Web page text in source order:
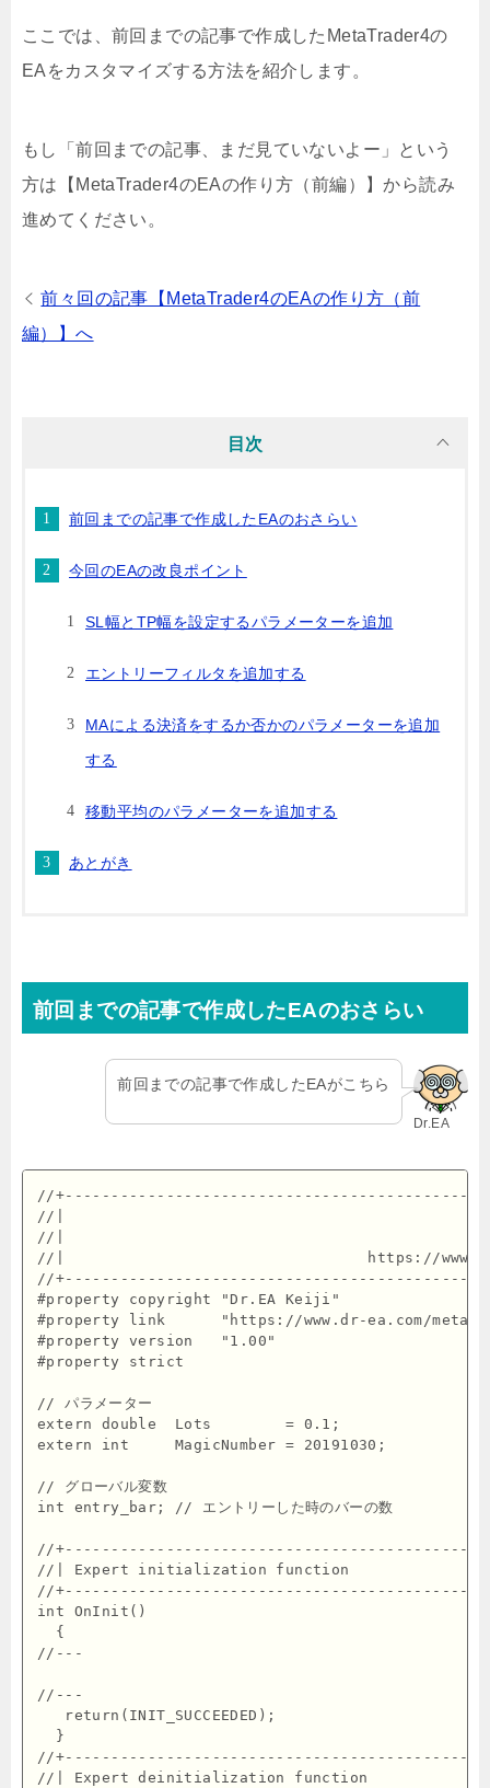
ここでは、前回までの記事で作成したMetaTrader4の
EAをカスタマイズする方法を紹介します。
もし「前回までの記事、まだ見ていないよー」という
方は【MetaTrader4のEAの作り方（前編）】から読み
進めてください。
前々回の記事【MetaTrader4のEAの作り方（前
編）】へ
目次
前回までの記事で作成したEAのおさらい
今回のEAの改良ポイント
SL幅とTP幅を設定するパラメーターを追加
エントリーフィルタを追加する
MAによる決済をするか否かのパラメーターを追加
する
移動平均のパラメーターを追加する
あとがき
前回までの記事で作成したEAのおさらい
Dr.EA
前回までの記事で作成したEAがこちら
//
//|
//|
//|                                 https://www.dr-
//
#property copyright "Dr.EA Keiji"
#property link      "https://www.dr-ea.com/meta-
#property version   "1.00"
#property strict
// パラメーター
extern double  Lots        = 0.1;
extern int     MagicNumber = 20191030;
// グローバル変数
int entry_bar; // エントリーした時のバーの数
//
//| Expert initialization function
//
int OnInit()
  {
//---
//---
   return(INIT_SUCCEEDED);
  }
//
//| Expert deinitialization function